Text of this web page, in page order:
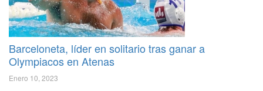
Barceloneta, líder en solitario tras ganar a
Olympiacos en Atenas
Enero 10, 2023